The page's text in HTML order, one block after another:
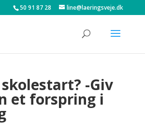
50 91 87 28 line@laeringsveje.dk
-Giv
et forspring i